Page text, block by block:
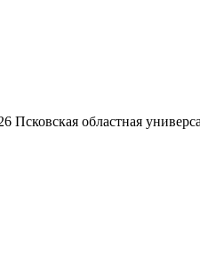
Псковская областная